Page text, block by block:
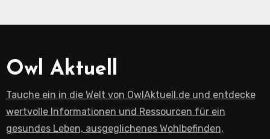
Owl Aktuell
Tauche ein in die Welt von OwlAktuell.de und entdecke
wertvolle Informationen und Ressourcen für ein
gesundes Leben, ausgeglichenes Wohlbefinden,